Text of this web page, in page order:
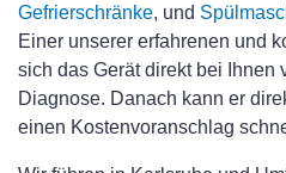
Gefrierschränke, und
Einer unserer erfahrenen und
sich das Gerät direkt bei Ihnen
Diagnose. Danach kann er
einen Kostenvoranschlag